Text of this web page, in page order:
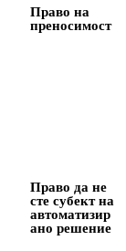
Право на
преносимост
Право да не
сте субект на
автоматизир
ано решение